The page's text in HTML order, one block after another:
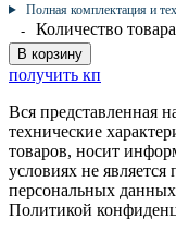
Полная комплектация и
Количество
В корзину
получить кп
Вся представленная
технические
товаров, носит
условиях не
персональных данных
Политикой